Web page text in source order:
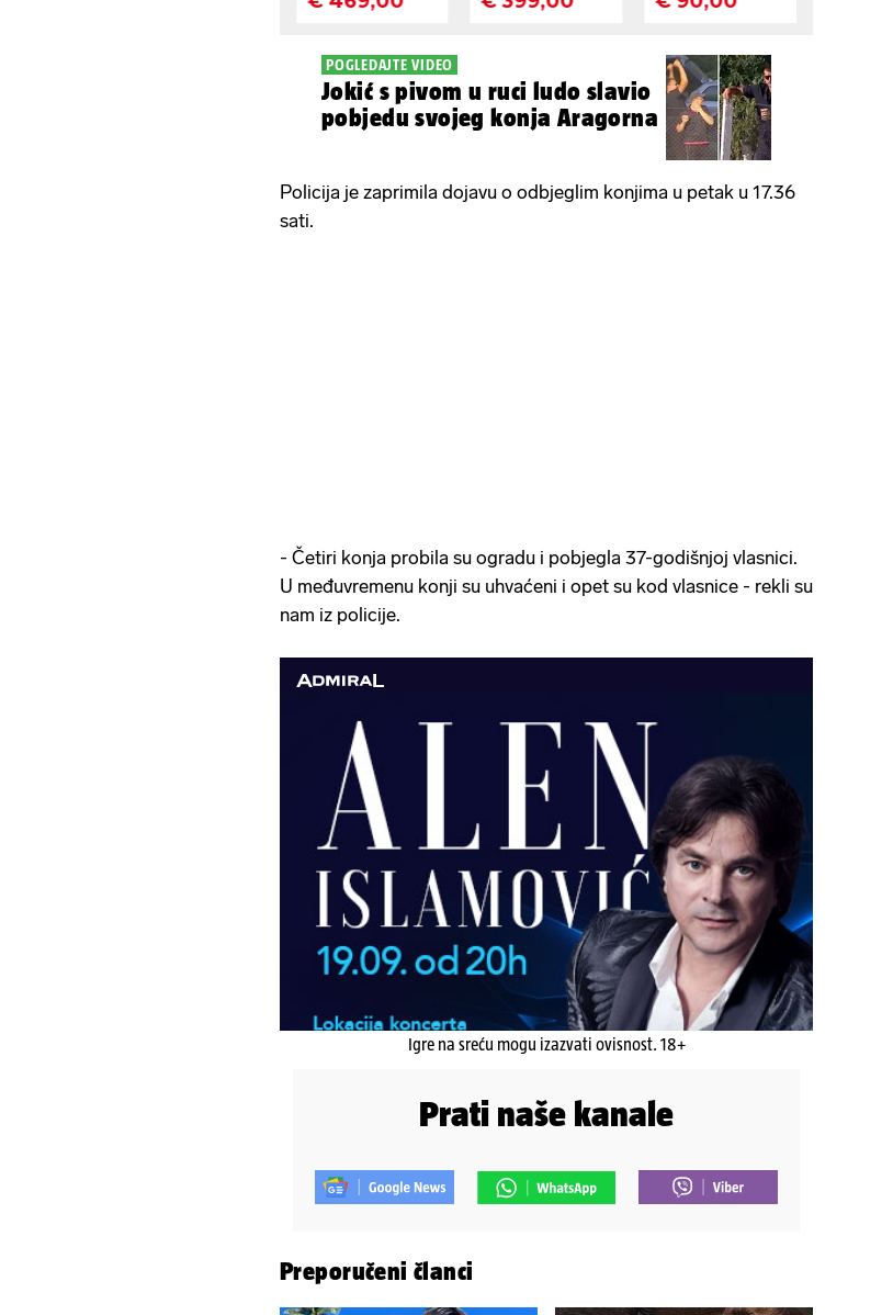
POGLEDAJTE VIDEO
Jokić s pivom u ruci ludo slavio
pobjedu svojeg konja Aragorna
Policija je zaprimila dojavu o odbjeglim konjima u petak u 17.36
sati.
- Četiri konja probila su ogradu i pobjegla 37-godišnjoj vlasnici.
U međuvremenu konji su uhvaćeni i opet su kod vlasnice - rekli su
nam iz policije.
Igre na sreću mogu izazvati ovisnost. 18+
Prati naše kanale
Preporučeni članci